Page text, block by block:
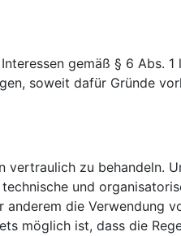
gemäß § 6 Abs.
soweit dafür Gründe
zu behandeln.
und
die Verwendung
möglich ist, dass die